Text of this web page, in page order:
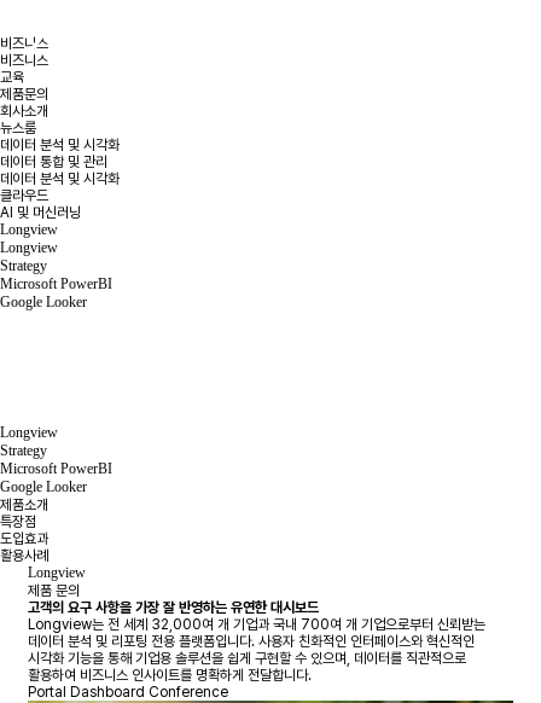
비즈니스
비즈니스
교육
제품문의
회사소개
뉴스룸
데이터 분석 및 시각화
데이터 통합 및 관리
데이터 분석 및 시각화
클라우드
AI 및 머신러닝
Longview
Longview
Strategy
Microsoft PowerBI
Google Looker
Longview
Strategy
Microsoft PowerBI
Google Looker
제품소개
특장점
도입효과
활용사례
Longview
제품 문의
고객의 요구 사항을 가장 잘 반영하는 유연한 대시보드
Longview는 전 세계 32,000여 개 기업과 국내 700여 개 기업으로부터 신뢰받는
데이터 분석 및 리포팅 전용 플랫폼입니다. 사용자 친화적인 인터페이스와 혁신적인
시각화 기능을 통해 기업용 솔루션을 쉽게 구현할 수 있으며, 데이터를 직관적으로
활용하여 비즈니스 인사이트를 명확하게 전달합니다.
Portal
Dashboard Conference